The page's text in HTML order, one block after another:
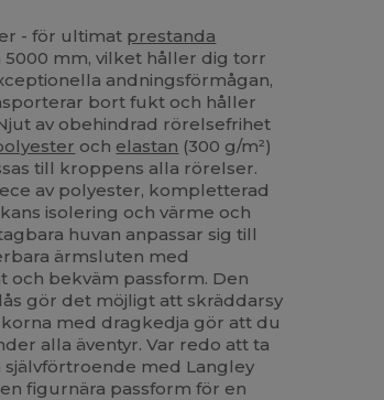
- för ultimat prestanda
mm, vilket håller dig torr
andningsförmågan,
bort fukt och håller
av obehindrad rörelsefrihet
och elastan (300 g/m²)
till kroppens alla rörelser.
av polyester, kompletterad
isolering och värme och
huvan anpassar sig till
ärmsluten med
bekväm passform. Den
gör det möjligt att skräddarsy
med dragkedja gör att du
alla äventyr. Var redo att ta
med Langley
figurnära passform för en